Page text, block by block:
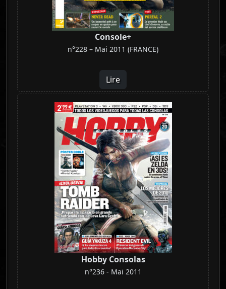
Console+
n°228 – Mai 2011 (FRANCE)
Lire
Hobby Consolas
n°236 - Mai 2011